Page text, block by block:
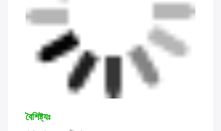
বৈশিষ্ট্যঃ